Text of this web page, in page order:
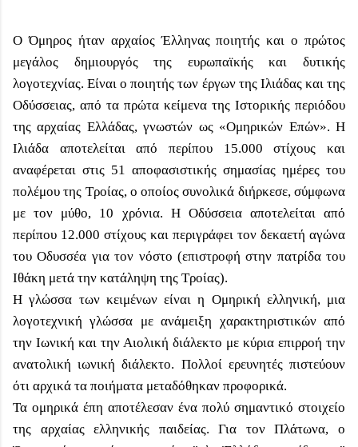
Ο Όμηρος ήταν αρχαίος Έλληνας ποιητής και ο πρώτος
μεγάλος δημιουργός της ευρωπαϊκής και δυτικής
λογοτεχνίας. Είναι ο ποιητής των έργων της Ιλιάδας και της
Οδύσσειας, από τα πρώτα κείμενα της Ιστορικής περιόδου
της αρχαίας Ελλάδας, γνωστών ως «Ομηρικών Επών». Η
Ιλιάδα αποτελείται από περίπου 15.000 στίχους και
αναφέρεται στις 51 αποφασιστικής σημασίας ημέρες του
πολέμου της Τροίας, ο οποίος συνολικά διήρκεσε, σύμφωνα
με τον μύθο, 10 χρόνια. Η Οδύσσεια αποτελείται από
περίπου 12.000 στίχους και περιγράφει τον δεκαετή αγώνα
του Οδυσσέα για τον νόστο (επιστροφή στην πατρίδα του
Ιθάκη μετά την κατάληψη της Τροίας).
Η γλώσσα των κειμένων είναι η Ομηρική ελληνική, μια
λογοτεχνική γλώσσα με ανάμειξη χαρακτηριστικών από
την Ιωνική και την Αιολική διάλεκτο με κύρια επιρροή την
ανατολική ιωνική διάλεκτο. Πολλοί ερευνητές πιστεύουν
ότι αρχικά τα ποιήματα μεταδόθηκαν προφορικά.
Τα ομηρικά έπη αποτέλεσαν ένα πολύ σημαντικό στοιχείο
της αρχαίας ελληνικής παιδείας. Για τον Πλάτωνα, ο